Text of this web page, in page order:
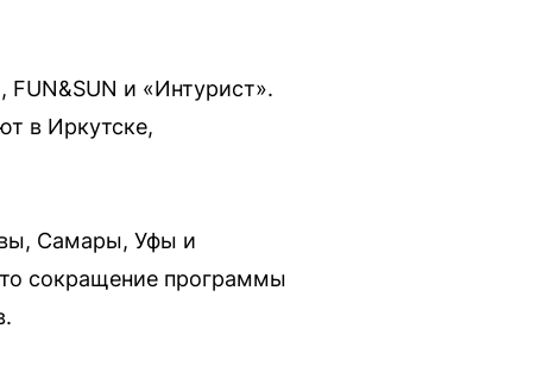
FUN&SUN и «Интурист».
в Иркутске,
Самары, Уфы и
сокращение программы